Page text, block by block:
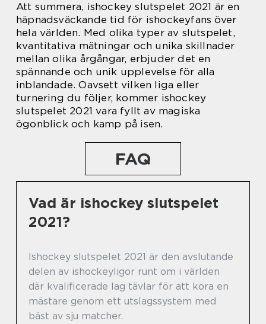
Att summera, ishockey slutspelet 2021 är en
häpnadsväckande tid för ishockeyfans över
hela världen. Med olika typer av slutspelet,
kvantitativa mätningar och unika skillnader
mellan olika årgångar, erbjuder det en
spännande och unik upplevelse för alla
inblandade. Oavsett vilken liga eller
turnering du följer, kommer ishockey
slutspelet 2021 vara fyllt av magiska
ögonblick och kamp på isen.
FAQ
Vad är ishockey slutspelet
2021?
Ishockey slutspelet 2021 är den avslutande
delen av ishockeyligor runt om i världen
där kvalificerade lag tävlar för att kora en
mästare genom ett utslagssystem med
bäst av sju matcher.